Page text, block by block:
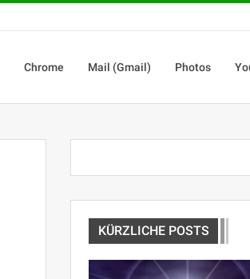
Chrome Mail (Gmail) Photos
KÜRZLICHE POSTS